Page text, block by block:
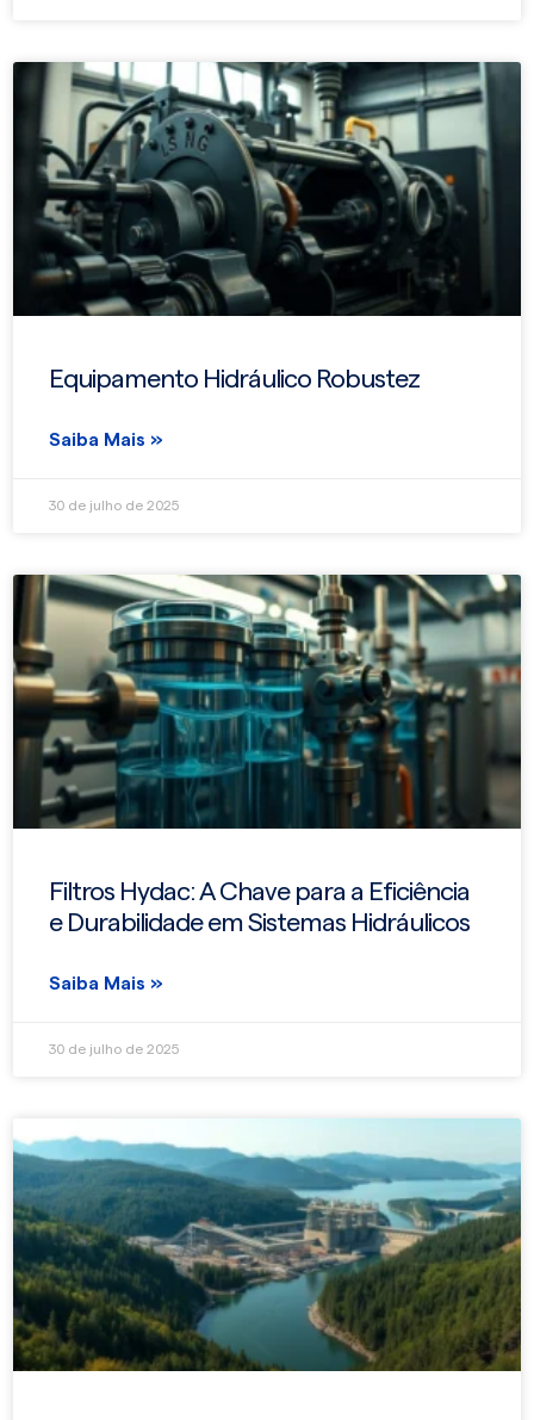
Equipamento Hidráulico Robustez
Saiba Mais »
30 de julho de 2025
Filtros Hydac: A Chave para a Eficiência
e Durabilidade em Sistemas Hidráulicos
Saiba Mais »
30 de julho de 2025